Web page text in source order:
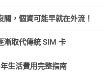
，個資可能早就在外流！
漸取代傳統 SIM 卡
生活費用完整指南